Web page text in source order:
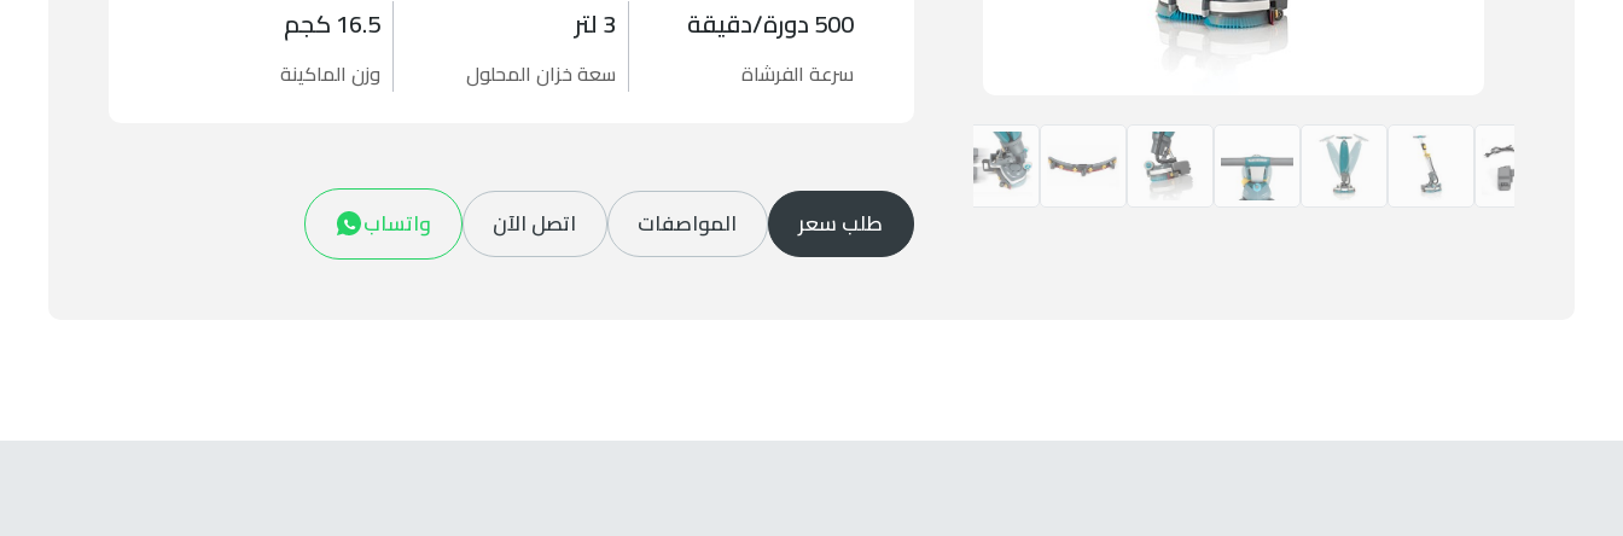
500 دورة/دقيقة
سرعة الفرشاة
3 لتر
سعة خزان المحلول
16.5 كجم
وزن الماكينة
طلب سعر المواصفات اتصل الآن واتساب